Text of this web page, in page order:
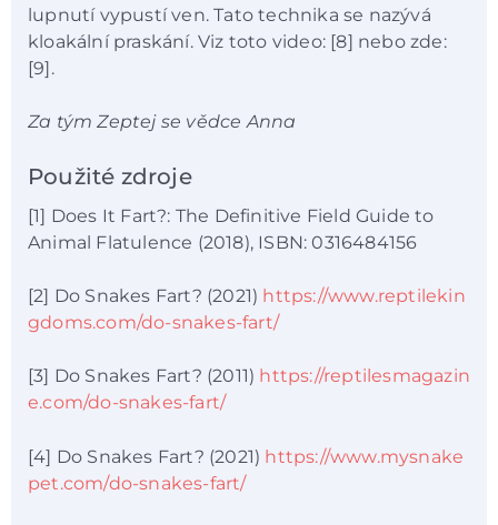
lupnutí vypustí ven. Tato technika se nazývá
kloakální praskání. Viz toto video: [8] nebo zde:
[9].
Za tým Zeptej se vědce Anna
Použité zdroje
[1] Does It Fart?: The Definitive Field Guide to
Animal Flatulence (2018), ISBN: 0316484156
[2] Do Snakes Fart? (2021) https://www.reptilekin
gdoms.com/do-snakes-fart/
[3] Do Snakes Fart? (2011) https://reptilesmagazin
e.com/do-snakes-fart/
[4] Do Snakes Fart? (2021) https://www.mysnake
pet.com/do-snakes-fart/